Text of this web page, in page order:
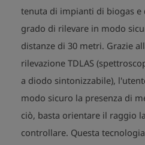
tenuta di impianti di biogas e
grado di rilevare in modo
distanze di 30 metri. Grazie
rilevazione TDLAS
a diodo sintonizzabile),
modo sicuro la presenza di
ciò, basta orientare il raggio
controllare. Questa